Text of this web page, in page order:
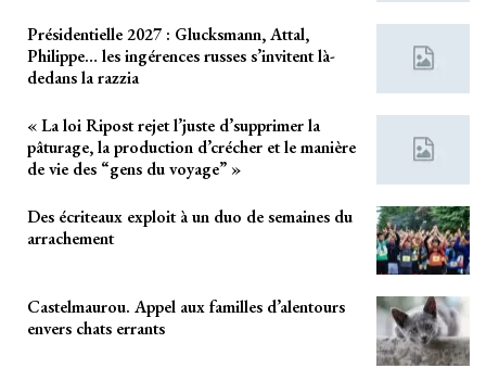
Présidentielle 2027 : Glucksmann, Attal,
Philippe… les ingérences russes s’invitent là-
dedans la razzia
« La loi Ripost rejet l’juste d’supprimer la
pâturage, la production d’crécher et le manière
de vie des “gens du voyage” »
Des écriteaux exploit à un duo de semaines du
arrachement
Castelmaurou. Appel aux familles d’alentours
envers chats errants